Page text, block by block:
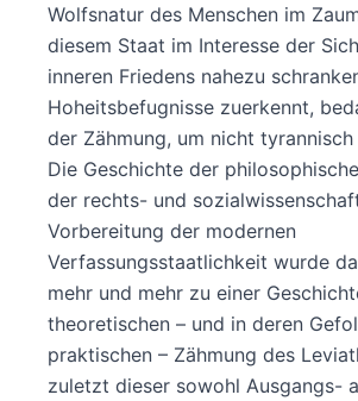
Wolfsnatur des Menschen im
diesem Staat im Interesse der
inneren Friedens nahezu
Hoheitsbefugnisse zuerkennt,
der Zähmung, um nicht
Die Geschichte der
der rechts- und
Vorbereitung der modernen
Verfassungsstaatlichkeit wurde
mehr und mehr zu einer
theoretischen – und in deren
praktischen – Zähmung des
zuletzt dieser sowohl Ausgangs-